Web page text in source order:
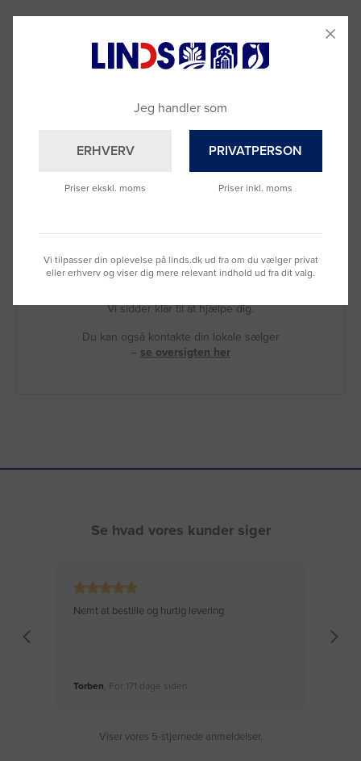
Brug for hjælp?
Vi sidder klar til at hjælpe dig.
Du kan også kontakte din lokale sælger
– se oversigten her
Se hvad vores kunder siger
Nemt at bestille og hurtig levering
Torben , For 171 dage siden
Viser vores 5-stjernede anmeldelser.
Jeg handler som
ERHVERV
Priser ekskl. moms
PRIVATPERSON
Priser inkl. moms
Vi tilpasser din oplevelse på linds.dk ud fra om du vælger privat
eller erhverv og viser dig mere relevant indhold ud fra dit valg.